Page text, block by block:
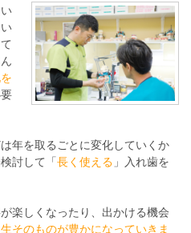
年を取るごとに変化していくか
討して「長く使える 」入れ歯を
楽しくなったり、出かける機会
生そのものが豊かになっていきま